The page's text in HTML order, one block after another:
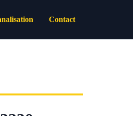
Contact